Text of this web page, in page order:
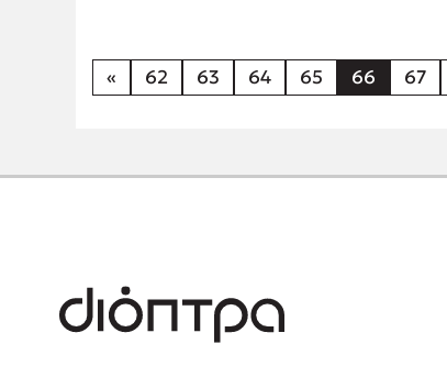
« 62 63 64 65 66 67